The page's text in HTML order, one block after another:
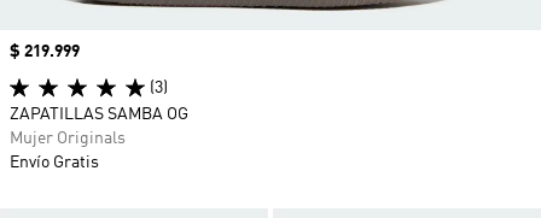
Precio
$ 219.999
(3)
ZAPATILLAS SAMBA OG
Mujer Originals
Envío Gratis